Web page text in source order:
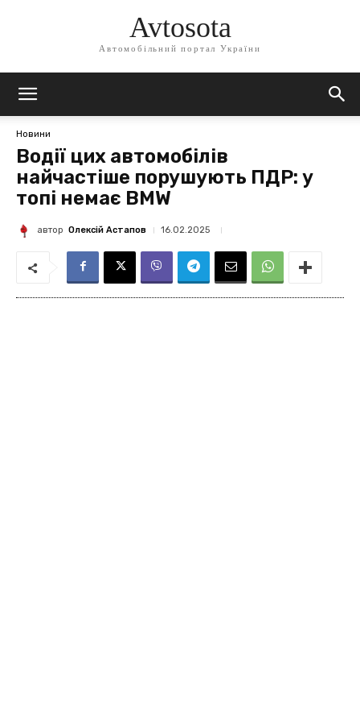
Avtosota
Автомобільний портал України
Новини
Водії цих автомобілів
найчастіше порушують ПДР: у
топі немає BMW
автор Олексій Астапов 16.02.2025